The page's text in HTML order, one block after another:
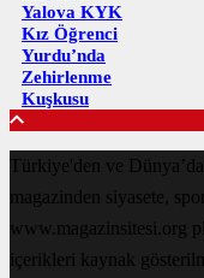
Yalova KYK
Kız Öğrenci
Yurdu’nda
Zehirlenme
Kuşkusu
Türkiye'den ve
magazinden siyasete,
www.magazinsitesi.org
içerikleri kaynak